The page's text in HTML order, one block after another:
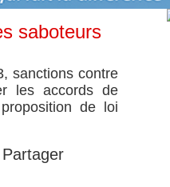
saboteurs
sanctions contre
les accords de
de loi
Partager